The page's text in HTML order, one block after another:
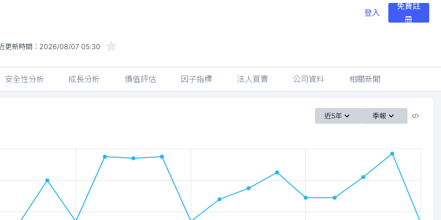
登入
免費註
冊
更新時間： 2026/08/07 05:30
安全性分析 成長分析 價值評估 因子指標 法人買賣 公司資料 相關新聞
近5年 季報